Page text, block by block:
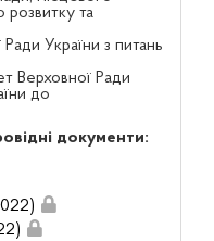
розвитку та
України з питань
Верховної Ради
до
документи: